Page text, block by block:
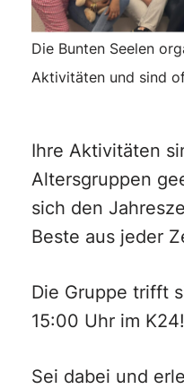
Die Bunten Seelen
Aktivitäten und sind
Ihre Aktivitäten
Altersgruppen
sich den
Beste aus jeder
Die Gruppe trifft
15:00 Uhr im
Sei dabei und